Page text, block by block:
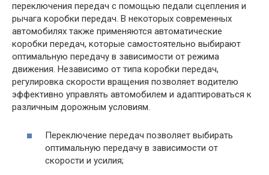
переключения передач с помощью педали сцепления и
рычага коробки передач. В некоторых современных
автомобилях также применяются автоматические
коробки передач, которые самостоятельно выбирают
оптимальную передачу в зависимости от режима
движения. Независимо от типа коробки передач,
регулировка скорости вращения позволяет водителю
эффективно управлять автомобилем и адаптироваться к
различным дорожным условиям.
Переключение передач позволяет выбирать
оптимальную передачу в зависимости от
скорости и усилия;